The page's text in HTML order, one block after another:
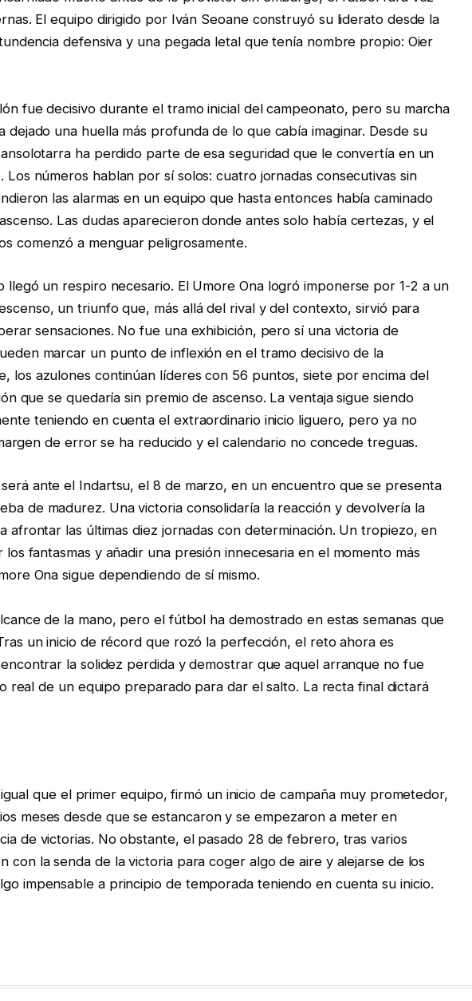
El equipo dirigido por Iván Seoane construyó su liderato desde la
defensiva y una pegada letal que tenía nombre propio: Oier
fue decisivo durante el tramo inicial del campeonato, pero su marcha
dejado una huella más profunda de lo que cabía imaginar. Desde su
ha perdido parte de esa seguridad que le convertía en un
Los números hablan por sí solos: cuatro jornadas consecutivas sin
las alarmas en un equipo que hasta entonces había caminado
Las dudas aparecieron donde antes solo había certezas, y el
comenzó a menguar peligrosamente.
llegó un respiro necesario. El Umore Ona logró imponerse por 1-2 a un
un triunfo que, más allá del rival y del contexto, sirvió para
sensaciones. No fue una exhibición, pero sí una victoria de
marcar un punto de inflexión en el tramo decisivo de la
los azulones continúan líderes con 56 puntos, siete por encima del
que se quedaría sin premio de ascenso. La ventaja sigue siendo
teniendo en cuenta el extraordinario inicio liguero, pero ya no
de error se ha reducido y el calendario no concede treguas.
ante el Indartsu, el 8 de marzo, en un encuentro que se presenta
de madurez. Una victoria consolidaría la reacción y devolvería la
afrontar las últimas diez jornadas con determinación. Un tropiezo, en
fantasmas y añadir una presión innecesaria en el momento más
Ona sigue dependiendo de sí mismo.
de la mano, pero el fútbol ha demostrado en estas semanas que
un inicio de récord que rozó la perfección, el reto ahora es
la solidez perdida y demostrar que aquel arranque no fue
real de un equipo preparado para dar el salto. La recta final dictará
que el primer equipo, firmó un inicio de campaña muy prometedor,
meses desde que se estancaron y se empezaron a meter en
de victorias. No obstante, el pasado 28 de febrero, tras varios
con la senda de la victoria para coger algo de aire y alejarse de los
impensable a principio de temporada teniendo en cuenta su inicio.